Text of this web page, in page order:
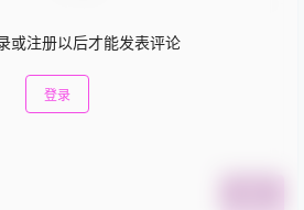
或注册以后才能发表评论
登录